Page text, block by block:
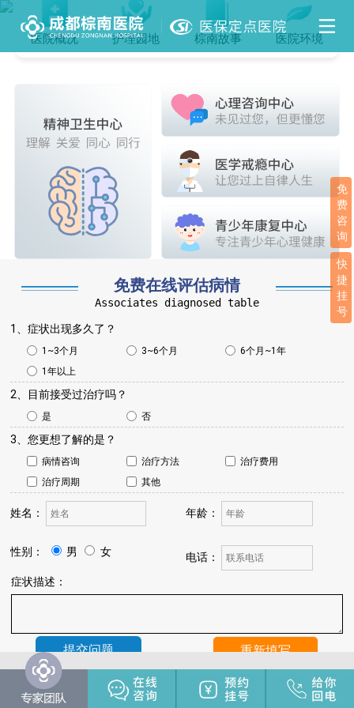
医院概况 护理园地 棕南故事 医院环境
免费在线评估病情
Associates diagnosed table
1、症状出现多久了？
1~3个月 3~6个月
6个月~1年
1年以上
2、目前接受过治疗吗？
是 否
3、您更想了解的是？
病情咨询 治疗方法
治疗费用
治疗周期
其他
姓名： 年龄：
性别： 男 女
电话：
症状描述：
温馨提示：
我院将于24小时内与您联系，请保持手机畅通，注
意来电。
免
费
咨
询
快
捷
挂
号